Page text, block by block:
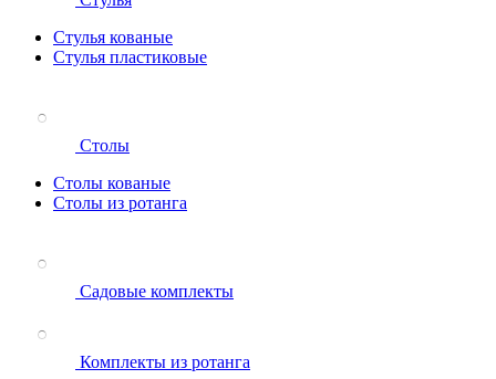
Стулья кованые
Стулья пластиковые
Столы
Столы кованые
Столы из ротанга
Садовые комплекты
Комплекты из ротанга